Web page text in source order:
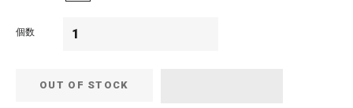
個数
OUT OF STOCK